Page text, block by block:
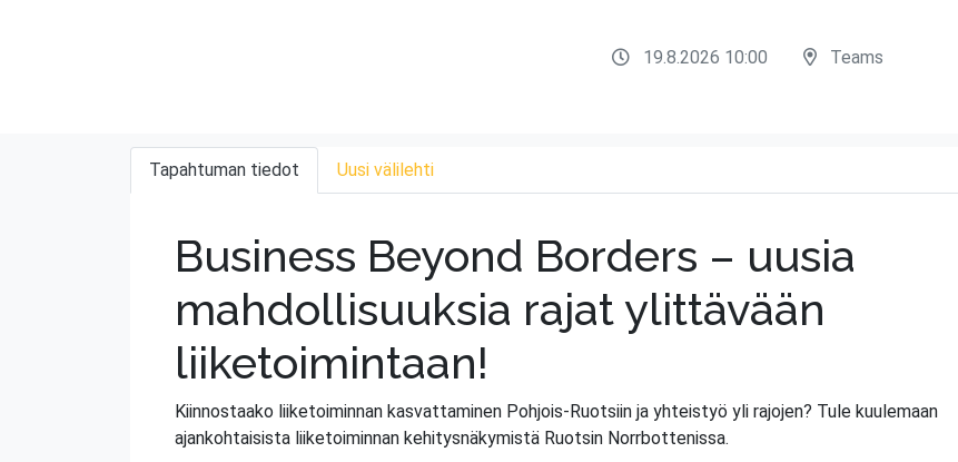
19.8.2026 10:00 Teams
Tapahtuman tiedot Uusi välilehti
Business Beyond Borders – uusia
mahdollisuuksia rajat ylittävään
liiketoimintaan!
Kiinnostaako liiketoiminnan kasvattaminen Pohjois-Ruotsiin ja yhteistyö yli rajojen? Tule kuulemaan
ajankohtaisista liiketoiminnan kehitysnäkymistä Ruotsin Norrbottenissa.